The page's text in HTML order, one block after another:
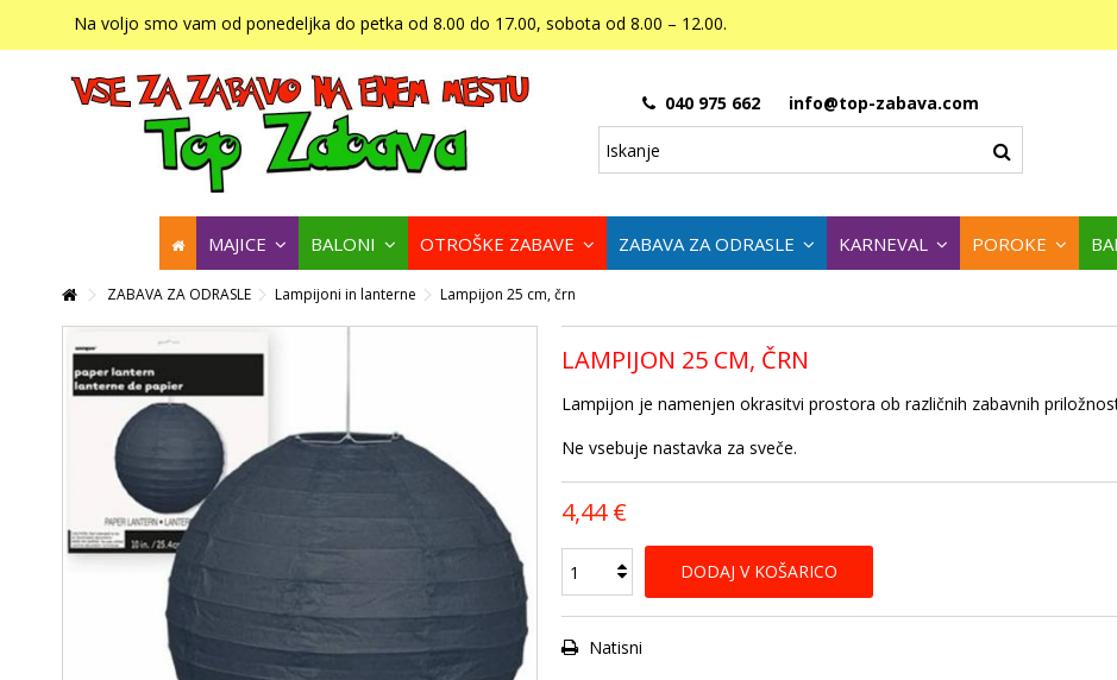
Na voljo smo vam od ponedeljka do petka od 8.00 do 17.00, sobota od 8.00 – 12.00.
040 975 662 info@top-zabava.com
MAJICE BALONI OTROŠKE ZABAVE ZABAVA ZA ODRASLE KARNEVAL POROKE
ZABAVA ZA ODRASLE Lampijoni in lanterne Lampijon 25 cm, črn
LAMPIJON 25 CM, ČRN
Lampijon je namenjen okrasitvi prostora ob različnih zabavnih
Ne vsebuje nastavka za sveče.
4,44 €
DODAJ V KOŠARICO
Natisni